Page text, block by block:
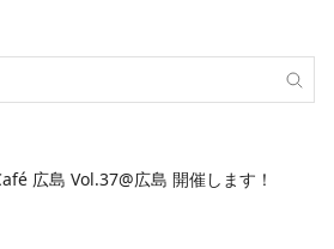
広島 Vol.37@広島 開催します！